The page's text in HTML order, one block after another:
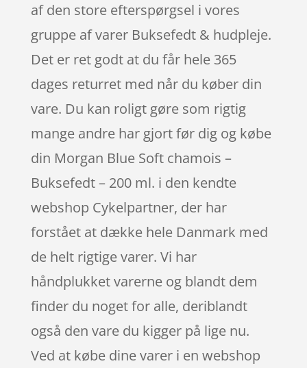
af den store efterspørgsel i vores
gruppe af varer Buksefedt & hudpleje.
Det er ret godt at du får hele 365
dages returret med når du køber din
vare. Du kan roligt gøre som rigtig
mange andre har gjort før dig og købe
din Morgan Blue Soft chamois –
Buksefedt – 200 ml. i den kendte
webshop Cykelpartner, der har
forstået at dække hele Danmark med
de helt rigtige varer. Vi har
håndplukket varerne og blandt dem
finder du noget for alle, deriblandt
også den vare du kigger på lige nu.
Ved at købe dine varer i en webshop